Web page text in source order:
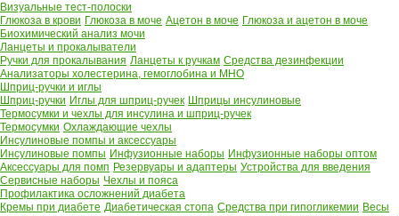
Визуальные тест-полоски
Глюкоза в крови Глюкоза в моче Ацетон в моче Глюкоза и ацетон в моче
Биохимический анализ мочи
Ланцеты и прокалыватели
Ручки для прокалывания Ланцеты к ручкам Средства дезинфекции
Анализаторы холестерина, гемоглобина и МНО
Шприц-ручки и иглы
Шприц-ручки Иглы для шприц-ручек Шприцы инсулиновые
Термосумки и чехлы для инсулина и шприц-ручек
Термосумки Охлаждающие чехлы
Инсулиновые помпы и аксессуары
Инсулиновые помпы Инфузионные наборы Инфузионные наборы оптом
Аксессуары для помп Резервуары и адаптеры Устройства для введения
Сервисные наборы Чехлы и пояса
Профилактика осложнений диабета
Кремы при диабете Диабетическая стопа Средства при гипогликемии Весы